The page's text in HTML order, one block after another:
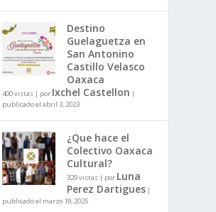
Destino
Guelaguetza en
San Antonino
Castillo Velasco
Oaxaca
400 vistas| por Ixchel Castellon |
publicado el abril 3, 2023
¿Que hace el
Colectivo Oaxaca
Cultural?
329 vistas| por Luna
Perez Dartigues|
publicado el marzo 19, 2025